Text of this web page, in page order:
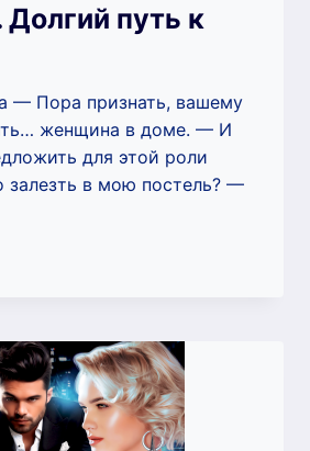
путь к
— Пора признать, вашему
женщина в доме. — И
для этой роли
залезть в мою постель? —